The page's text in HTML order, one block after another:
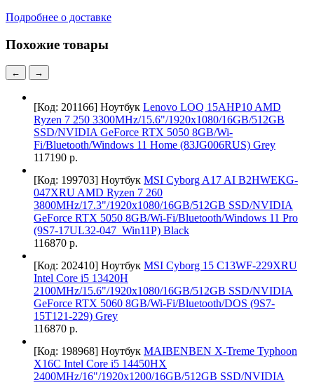
Подробнее о доставке
Похожие товары
← →
[Код: 201166] Ноутбук Lenovo LOQ 15AHP10 AMD
Ryzen 7 250 3300MHz/15.6"/1920x1080/16GB/512GB
SSD/NVIDIA GeForce RTX 5050 8GB/Wi-
Fi/Bluetooth/Windows 11 Home (83JG006RUS) Grey
117190 р.
[Код: 199703] Ноутбук MSI Cyborg A17 AI B2HWEKG-
047XRU AMD Ryzen 7 260
3800MHz/17.3"/1920x1080/16GB/512GB SSD/NVIDIA
GeForce RTX 5050 8GB/Wi-Fi/Bluetooth/Windows 11 Pro
(9S7-17UL32-047_Win11P) Black
116870 р.
[Код: 202410] Ноутбук MSI Cyborg 15 C13WF-229XRU
Intel Core i5 13420H
2100MHz/15.6"/1920x1080/16GB/512GB SSD/NVIDIA
GeForce RTX 5060 8GB/Wi-Fi/Bluetooth/DOS (9S7-
15T121-229) Grey
116870 р.
[Код: 198968] Ноутбук MAIBENBEN X-Treme Typhoon
X16C Intel Core i5 14450HX
2400MHz/16"/1920x1200/16GB/512GB SSD/NVIDIA